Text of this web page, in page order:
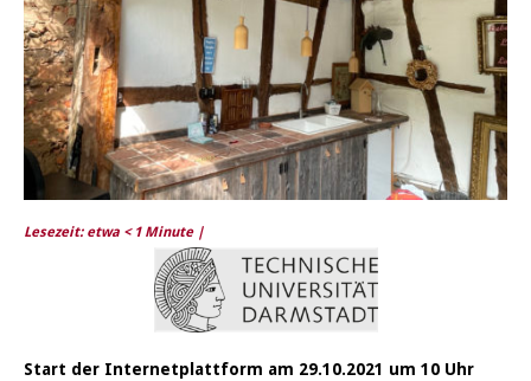
Lesezeit: etwa < 1 Minute |
Start der Internetplattform am 29.10.2021 um 10 Uhr